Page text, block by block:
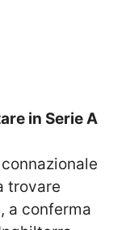
in Serie A
trovare
, a conferma